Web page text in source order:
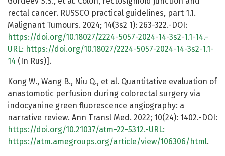
rectal cancer. RUSSCO practical guidelines, part 1.1.
Malignant Tumours. 2024; 14(3s2 1): 263-322.-DOI:
https://doi.org/10.18027/2224-5057-2024-14-3s2-1.1-14.-
URL: https://doi.org/10.18027/2224-5057-2024-14-3s2-1.1-
14 (In Rus)].
Kong W., Wang B., Niu Q., et al. Quantitative evaluation of
anastomotic perfusion during colorectal surgery via
indocyanine green fluorescence angiography: a
narrative review. Ann Transl Med. 2022; 10(24): 1402.-DOI:
https://doi.org/10.21037/atm-22-5312.-URL:
https://atm.amegroups.org/article/view/106306/html.